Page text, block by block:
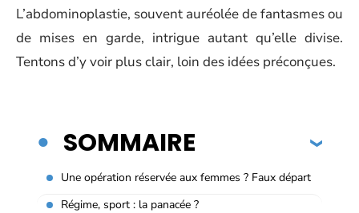
L’abdominoplastie, souvent auréolée de fantasmes ou
de mises en garde, intrigue autant qu’elle divise.
Tentons d’y voir plus clair, loin des idées préconçues.
SOMMAIRE
Une opération réservée aux femmes ? Faux départ
Régime, sport : la panacée ?